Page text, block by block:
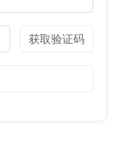
获取验证码